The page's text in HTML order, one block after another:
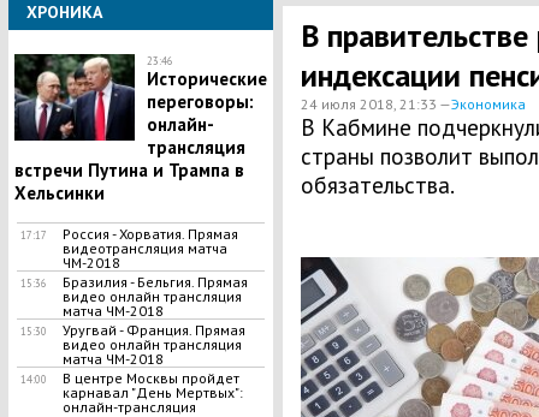
ХРОНИКА
23:46
Исторические
переговоры:
онлайн-
трансляция
встречи Путина и Трампа в
Хельсинки
17:17
Россия - Хорватия. Прямая
видеотрансляция матча
ЧМ-2018
15:36
Бразилия - Бельгия. Прямая
видео онлайн трансляция
матча ЧМ-2018
15:30
Уругвай - Франция. Прямая
видео онлайн трансляция
матча ЧМ-2018
14:00
В центре Москвы пройдет
карнавал "День Мертвых":
онлайн-трансляция
В
индексации
24 июля 2018, 21:33 —Экономика
В Кабмине
страны позволит
обязательства.